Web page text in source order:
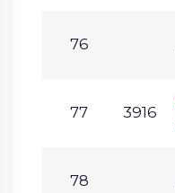
76
77 3916
78